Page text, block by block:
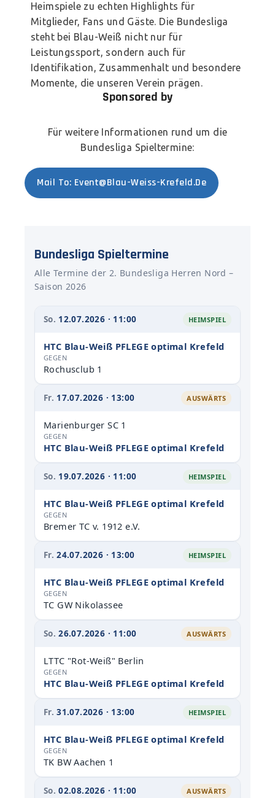
Heimspiele zu echten Highlights für
Mitglieder, Fans und Gäste. Die Bundesliga
steht bei Blau-Weiß nicht nur für
Leistungssport, sondern auch für
Identifikation, Zusammenhalt und besondere
Momente, die unseren Verein prägen.
Sponsored by
Für weitere Informationen rund um die
Bundesliga Spieltermine:
Mail To: Event@blau-Weiss-Krefeld.de
Bundesliga Spieltermine
Alle Termine der 2. Bundesliga Herren Nord –
Saison 2026
So. 12.07.2026 · 11:00 HEIMSPIEL
HTC Blau-Weiß PFLEGE optimal Krefeld
GEGEN
Rochusclub 1
Fr. 17.07.2026 · 13:00 AUSWÄRTS
Marienburger SC 1
GEGEN
HTC Blau-Weiß PFLEGE optimal Krefeld
So. 19.07.2026 · 11:00 HEIMSPIEL
HTC Blau-Weiß PFLEGE optimal Krefeld
GEGEN
Bremer TC v. 1912 e.V.
Fr. 24.07.2026 · 13:00 HEIMSPIEL
HTC Blau-Weiß PFLEGE optimal Krefeld
GEGEN
TC GW Nikolassee
So. 26.07.2026 · 11:00 AUSWÄRTS
LTTC "Rot-Weiß" Berlin
GEGEN
HTC Blau-Weiß PFLEGE optimal Krefeld
Fr. 31.07.2026 · 13:00 HEIMSPIEL
HTC Blau-Weiß PFLEGE optimal Krefeld
GEGEN
TK BW Aachen 1
So. 02.08.2026 · 11:00 AUSWÄRTS